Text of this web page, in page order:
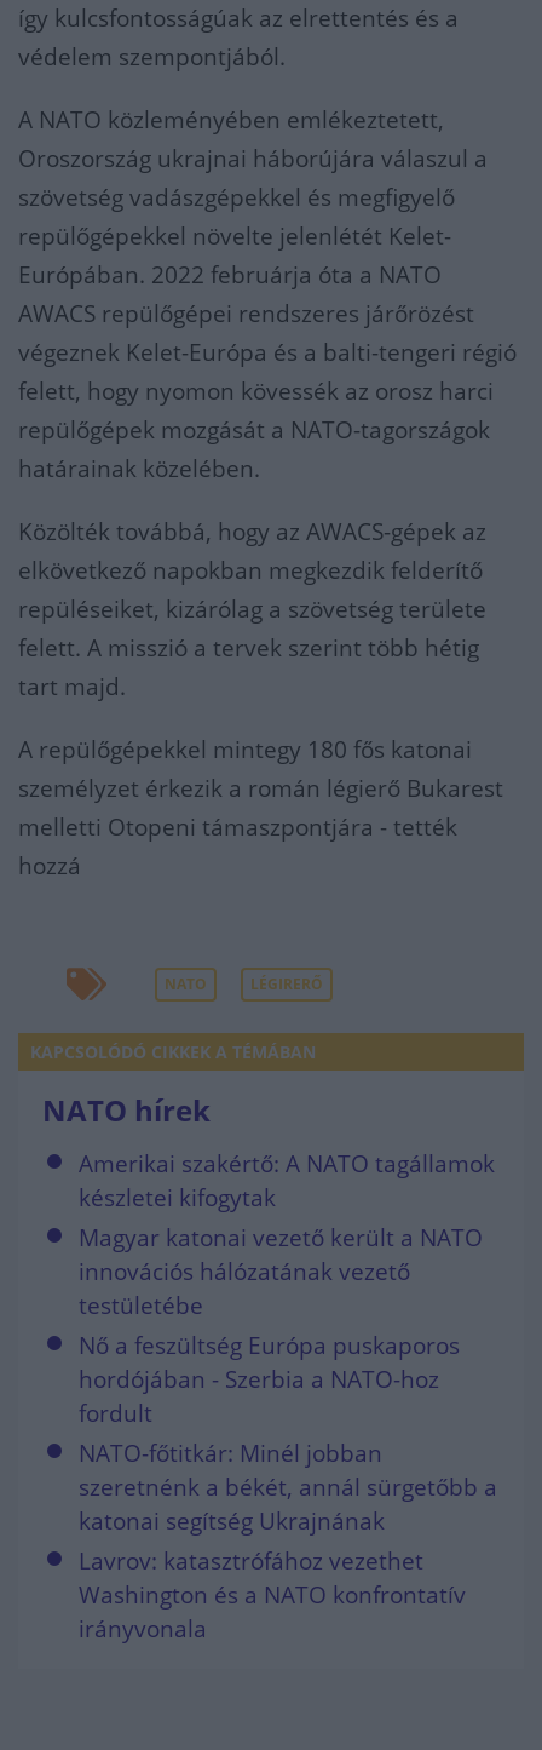
így kulcsfontosságúak az elrettentés és a
védelem szempontjából.
A NATO közleményében emlékeztetett,
Oroszország ukrajnai háborújára válaszul a
szövetség vadászgépekkel és megfigyelő
repülőgépekkel növelte jelenlétét Kelet-
Európában. 2022 februárja óta a NATO
AWACS repülőgépei rendszeres járőrözést
végeznek Kelet-Európa és a balti-tengeri régió
felett, hogy nyomon kövessék az orosz harci
repülőgépek mozgását a NATO-tagországok
határainak közelében.
Közölték továbbá, hogy az AWACS-gépek az
elkövetkező napokban megkezdik felderítő
repüléseiket, kizárólag a szövetség területe
felett. A misszió a tervek szerint több hétig
tart majd.
A repülőgépekkel mintegy 180 fős katonai
személyzet érkezik a román légierő Bukarest
melletti Otopeni támaszpontjára - tették
hozzá
NATO LÉGIRERŐ
KAPCSOLÓDÓ CIKKEK A TÉMÁBAN
NATO hírek
Amerikai szakértő: A NATO tagállamok
készletei kifogytak
Magyar katonai vezető került a NATO
innovációs hálózatának vezető
testületébe
Nő a feszültség Európa puskaporos
hordójában - Szerbia a NATO-hoz
fordult
NATO-főtitkár: Minél jobban
szeretnénk a békét, annál sürgetőbb a
katonai segítség Ukrajnának
Lavrov: katasztrófához vezethet
Washington és a NATO konfrontatív
irányvonala